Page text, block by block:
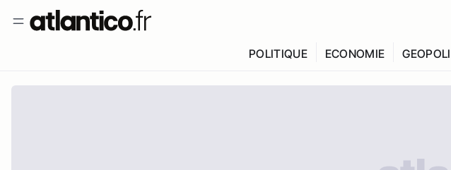
POLITIQUE ECONOMIE